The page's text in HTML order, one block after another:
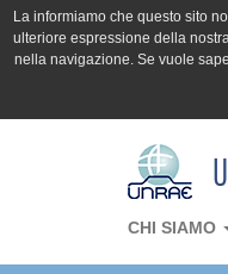
La informiamo che questo sito
ulteriore espressione della
nella navigazione. Se vuole
CHI SIAMO